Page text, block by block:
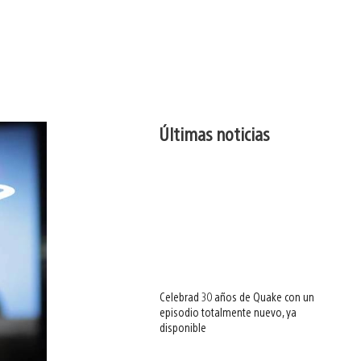
Últimas noticias
Celebrad 30 años de Quake con un
episodio totalmente nuevo, ya
disponible